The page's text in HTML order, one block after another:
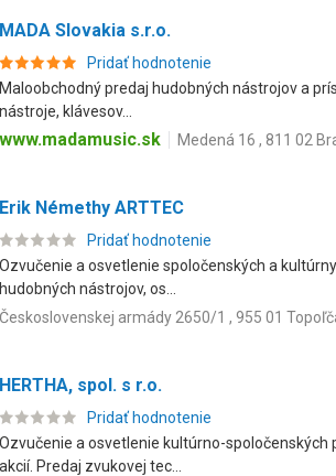
MADA Slovakia s.r.o.
Pridať hodnotenie
Maloobchodný predaj hudobných nástrojov a
nástroje, klávesov...
www.madamusic.sk Medená 16 , 811 02
Erik Némethy ARTTEC
Pridať hodnotenie
Ozvučenie a osvetlenie spoločenských a
hudobných nástrojov, os...
Československej armády 2650/1 , 955 01
HERTHA, spol. s r.o.
Pridať hodnotenie
Ozvučenie a osvetlenie kultúrno-
akcií. Predaj zvukovej tec...